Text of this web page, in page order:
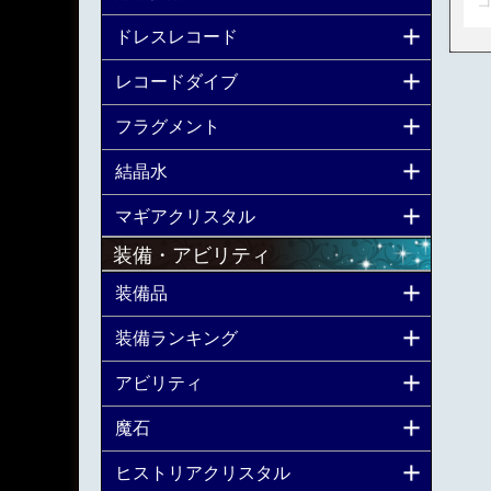
ドレスレコード
レコードダイブ
フラグメント
結晶水
マギアクリスタル
装備・アビリティ
装備品
装備ランキング
アビリティ
魔石
ヒストリアクリスタル